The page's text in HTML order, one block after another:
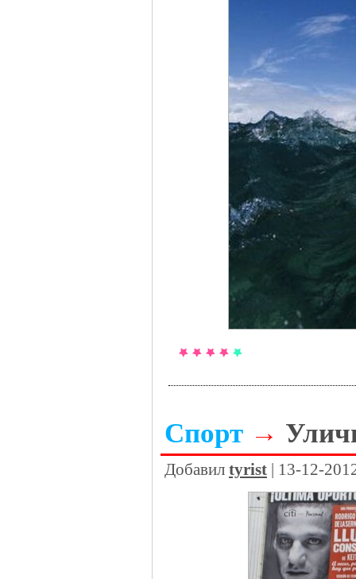
Спорт →
Добавил tyrist | 13-12-